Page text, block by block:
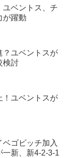
ユベントス、チ
が躍動
？ユベントスが
検討
！ユベントスが
ゴビッチ加入
一新、新4-2-3-1